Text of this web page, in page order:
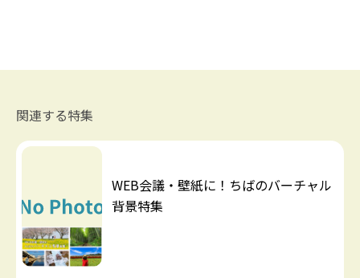
関連する特集
WEB会議・壁紙に！ちばのバーチャル
背景特集